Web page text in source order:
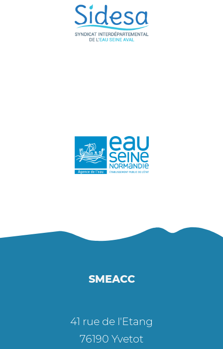
SMEACC
41 rue de l'Etang
76190 Yvetot